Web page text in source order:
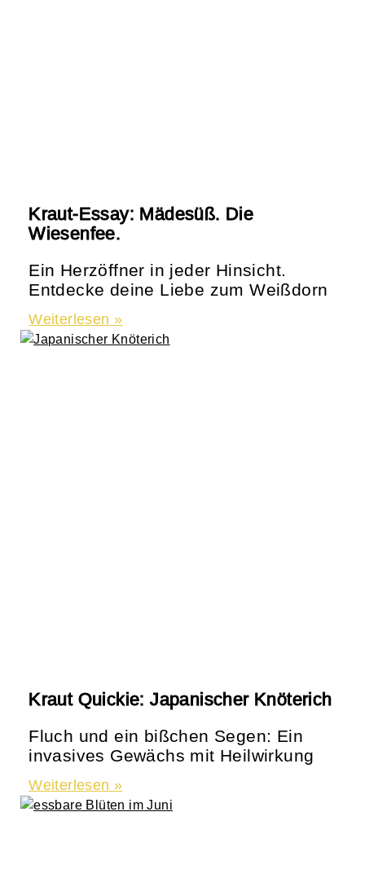
Kraut-Essay: Mädesüß. Die
Wiesenfee.
Ein Herzöffner in jeder Hinsicht.
Entdecke deine Liebe zum Weißdorn
Weiterlesen »
Kraut Quickie: Japanischer Knöterich
Fluch und ein bißchen Segen: Ein
invasives Gewächs mit Heilwirkung
Weiterlesen »